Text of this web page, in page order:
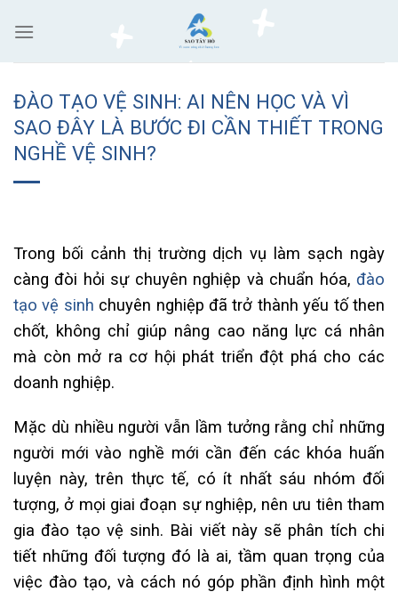
ĐÀO TẠO VỆ SINH: AI NÊN HỌC VÀ VÌ
SAO ĐÂY LÀ BƯỚC ĐI CẦN THIẾT TRONG
NGHỀ VỆ SINH?
Trong bối cảnh thị trường dịch vụ làm sạch ngày
càng đòi hỏi sự chuyên nghiệp và chuẩn hóa, đào
tạo vệ sinh chuyên nghiệp đã trở thành yếu tố then
chốt, không chỉ giúp nâng cao năng lực cá nhân
mà còn mở ra cơ hội phát triển đột phá cho các
doanh nghiệp.
Mặc dù nhiều người vẫn lầm tưởng rằng chỉ những
người mới vào nghề mới cần đến các khóa huấn
luyện này, trên thực tế, có ít nhất sáu nhóm đối
tượng, ở mọi giai đoạn sự nghiệp, nên ưu tiên tham
gia đào tạo vệ sinh. Bài viết này sẽ phân tích chi
tiết những đối tượng đó là ai, tầm quan trọng của
việc đào tạo, và cách nó góp phần định hình một